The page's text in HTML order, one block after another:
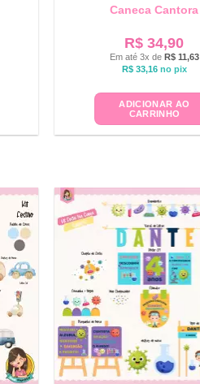
Caneca Cantora
R$ 34,90
Em até 3x de R$11,63
R$33,16 no pix
ADICIONAR AO
CARRINHO